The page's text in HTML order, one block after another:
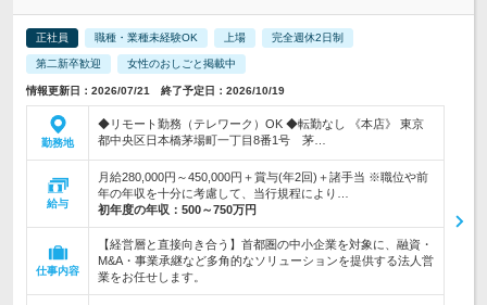
正社員 職種・業種未経験OK 上場 完全週休2日制
第二新卒歓迎 女性のおしごと掲載中
情報更新日：2026/07/21 終了予定日：2026/10/19
勤務地
◆リモート勤務（テレワーク）OK ◆転勤なし 《本店》 東京
都中央区日本橋茅場町一丁目8番1号 茅…
給与
月給280,000円～450,000円＋賞与(年2回)＋諸手当 ※職位や前
年の年収を十分に考慮して、当行規程により…
初年度の年収： 500～750万円
仕事内容
【経営層と直接向き合う】首都圏の中小企業を対象に、融資・
M&A・事業承継など多角的なソリューションを提供する法人営
業をお任せします。